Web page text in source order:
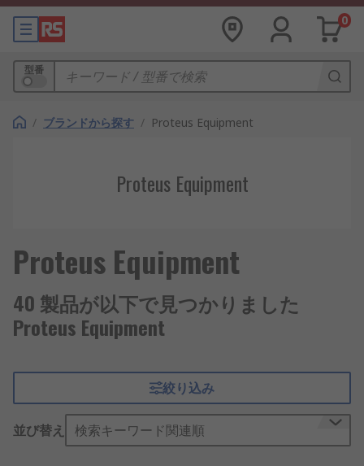
0
型番
/ ブランドから探す / Proteus Equipment
Proteus Equipment
Proteus Equipment
40 製品が以下で見つかりました
Proteus Equipment
絞り込み
並び替え 検索キーワード関連順